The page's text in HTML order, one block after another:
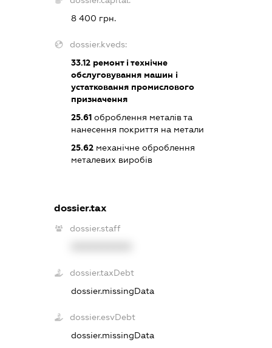
8 400 грн.
dossier.kveds:
33.12 ремонт і технічне
обслуговування машин і
устатковання промислового
призначення
25.61 оброблення металів та
нанесення покриття на метали
25.62 механічне оброблення
металевих виробів
dossier.tax
dossier.staff
dossier.taxDebt
dossier.missingData
dossier.esvDebt
dossier.missingData